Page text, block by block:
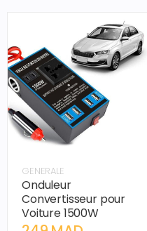
GENERALE
Onduleur
Convertisseur pour
Voiture 1500W